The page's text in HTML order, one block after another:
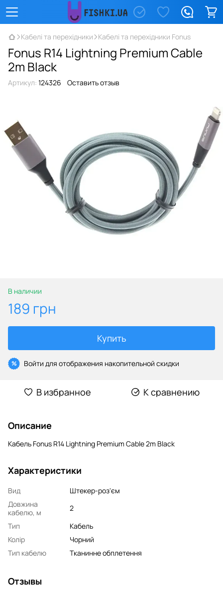
Кабелі та перехідники Кабелі та перехідники Fonus
Fonus R14 Lightning Premium Cable
2m Black
Артикул: 124326 Оставить отзыв
В наличии
189 грн
Купить
% Войти для отображения накопительной скидки
В избранное К сравнению
Описание
Кабель Fonus R14 Lightning Premium Cable 2m Black
Характеристики
Вид
Штекер-роз'єм
Довжина
кабелю, м
2
Тип
Кабель
Колір
Чорний
Тип кабелю
Тканинне обплетення
Отзывы